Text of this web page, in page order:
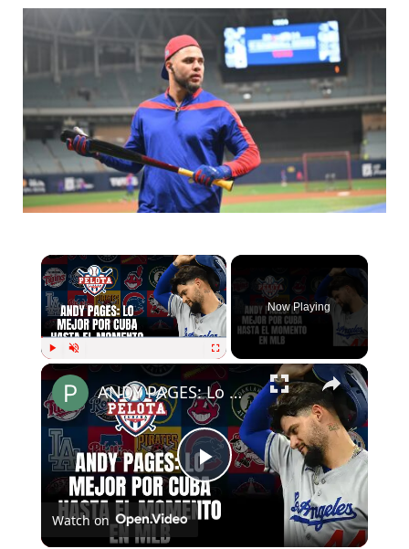
Play
Now Playing
Play
ANDY PAGES: Lo Mejor de CUba hasta el momento en MLB
Watch on